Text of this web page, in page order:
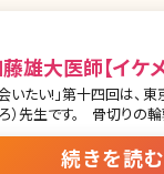
雄大医師【イ
いたい!」第十四回は、
皮膚科まで幅広いメニューを揃
の相談が寄せられる「
続きを読む